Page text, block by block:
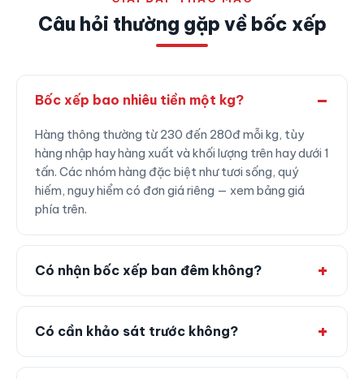
Câu hỏi thường gặp về bốc xếp
Bốc xếp bao nhiêu tiền một kg?
Hàng thông thường từ 230 đến 280đ mỗi kg, tùy
hàng nhập hay hàng xuất và khối lượng trên hay dưới 1
tấn. Các nhóm hàng đặc biệt như tươi sống, quý
hiếm, nguy hiểm có đơn giá riêng — xem bảng giá
phía trên.
Có nhận bốc xếp ban đêm không?
Có cần khảo sát trước không?